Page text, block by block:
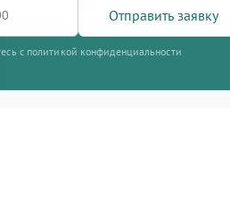
Отправить заявку
с политикой конфиденциальности